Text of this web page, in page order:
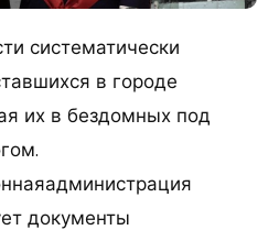
систематически
в городе
их в бездомных под
документы